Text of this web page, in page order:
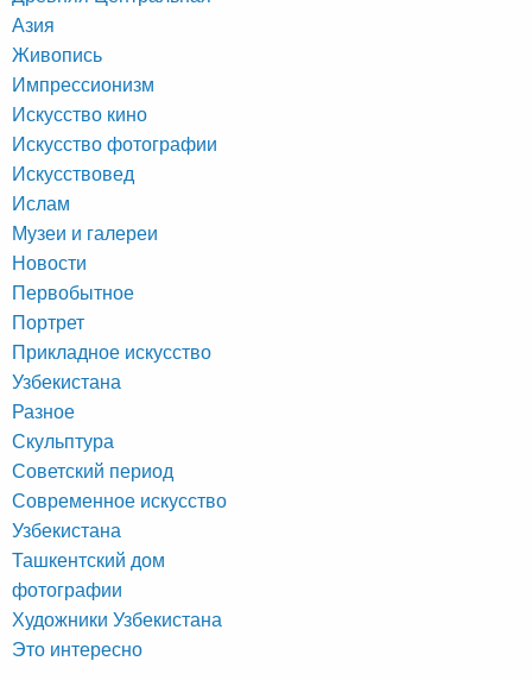
Азия
Живопись
Импрессионизм
Искусство кино
Искусство фотографии
Искусствовед
Ислам
Музеи и галереи
Новости
Первобытное
Портрет
Прикладное искусство
Узбекистана
Разное
Скульптура
Советский период
Современное искусство
Узбекистана
Ташкентский дом
фотографии
Художники Узбекистана
Это интересно